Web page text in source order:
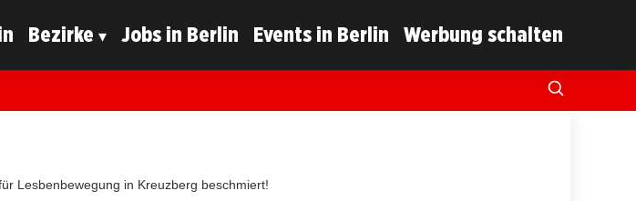
Bezirke Jobs in Berlin Events in Berlin Werbung schalten
Lesbenbewegung in Kreuzberg beschmiert!